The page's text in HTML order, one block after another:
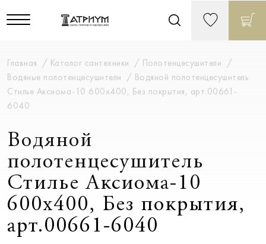
Главная Каталог сантехники
Полотенцесушители
Водяные полотенцесушители
Водяной полотенцесушитель
Стилье Аксиома-10 600х400, Без покрытия, арт.00661-
6040
Водяной
полотенцесушитель
Стилье Аксиома-10
600х400, Без покрытия,
арт.00661-6040